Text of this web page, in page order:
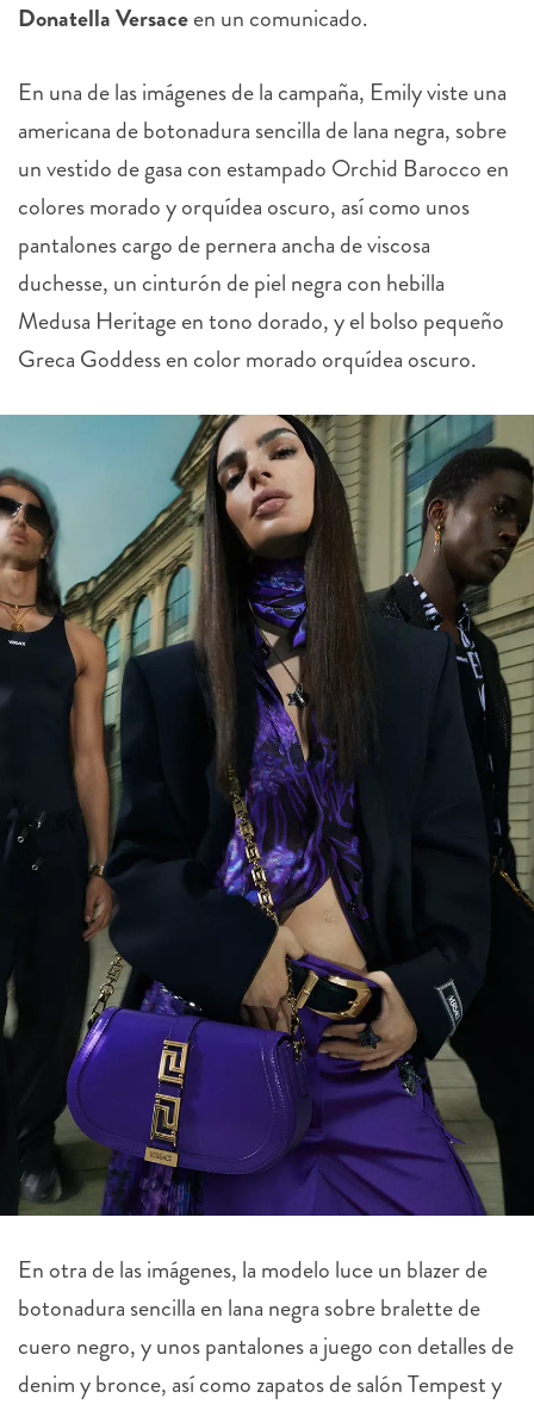
Donatella Versaceen un comunicado.
En una de las imágenes de la campaña, Emily viste una
americana de botonadura sencilla de lana negra, sobre
un vestido de gasa con estampado Orchid Barocco en
colores morado y orquídea oscuro, así como unos
pantalones cargo de pernera ancha de viscosa
duchesse, un cinturón de piel negra con hebilla
Medusa Heritage en tono dorado, y el bolso pequeño
Greca Goddess en color morado orquídea oscuro.
En otra de las imágenes, la modelo luce un blazer de
botonadura sencilla en lana negra sobre bralette de
cuero negro, y unos pantalones a juego con detalles de
denim y bronce, así como zapatos de salón Tempest y